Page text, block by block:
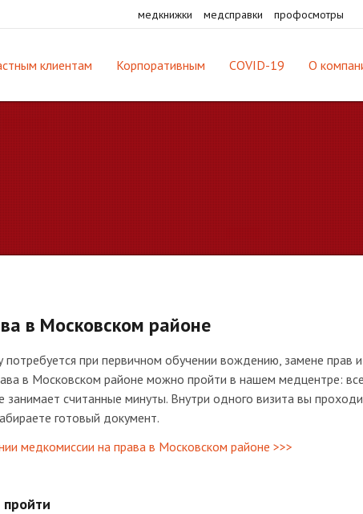
медкнижки медсправки профосмотры
клиентам Корпоративным COVID-19 О
в Московском районе
потребуется при первичном обучении вождению, замене прав
в Московском районе можно пройти в нашем медцентре:
считанные минуты. Внутри одного визита вы
готовый документ.
медкомиссии на права в Московском районе >>>